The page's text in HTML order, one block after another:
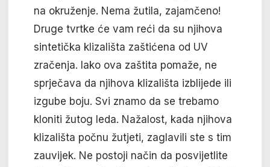
na okruženje. Nema žutila, zajamčeno!
Druge tvrtke će vam reći da su njihova
sintetička klizališta zaštićena od UV
zračenja. Iako ova zaštita pomaže, ne
sprječava da njihova klizališta izblijede ili
izgube boju. Svi znamo da se trebamo
kloniti žutog leda. Nažalost, kada njihova
klizališta počnu žutjeti, zaglavili ste s tim
zauvijek. Ne postoji način da posvijetlite